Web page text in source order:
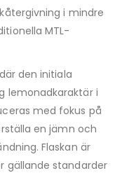
i mindre
MTL-
den initiala
lemonadkaraktär i
med fokus på
en jämn och
Flaskan är
gällande standarder